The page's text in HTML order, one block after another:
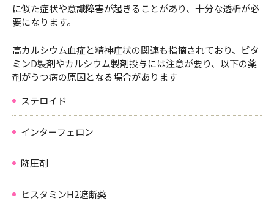
に似た症状や意識障害が起きることがあり、十分な透析が必
要になります。
高カルシウム血症と精神症状の関連も指摘されており、ビタ
ミンD製剤やカルシウム製剤投与には注意が要り、以下の薬
剤がうつ病の原因となる場合があります
ステロイド
インターフェロン
降圧剤
ヒスタミンH2遮断薬